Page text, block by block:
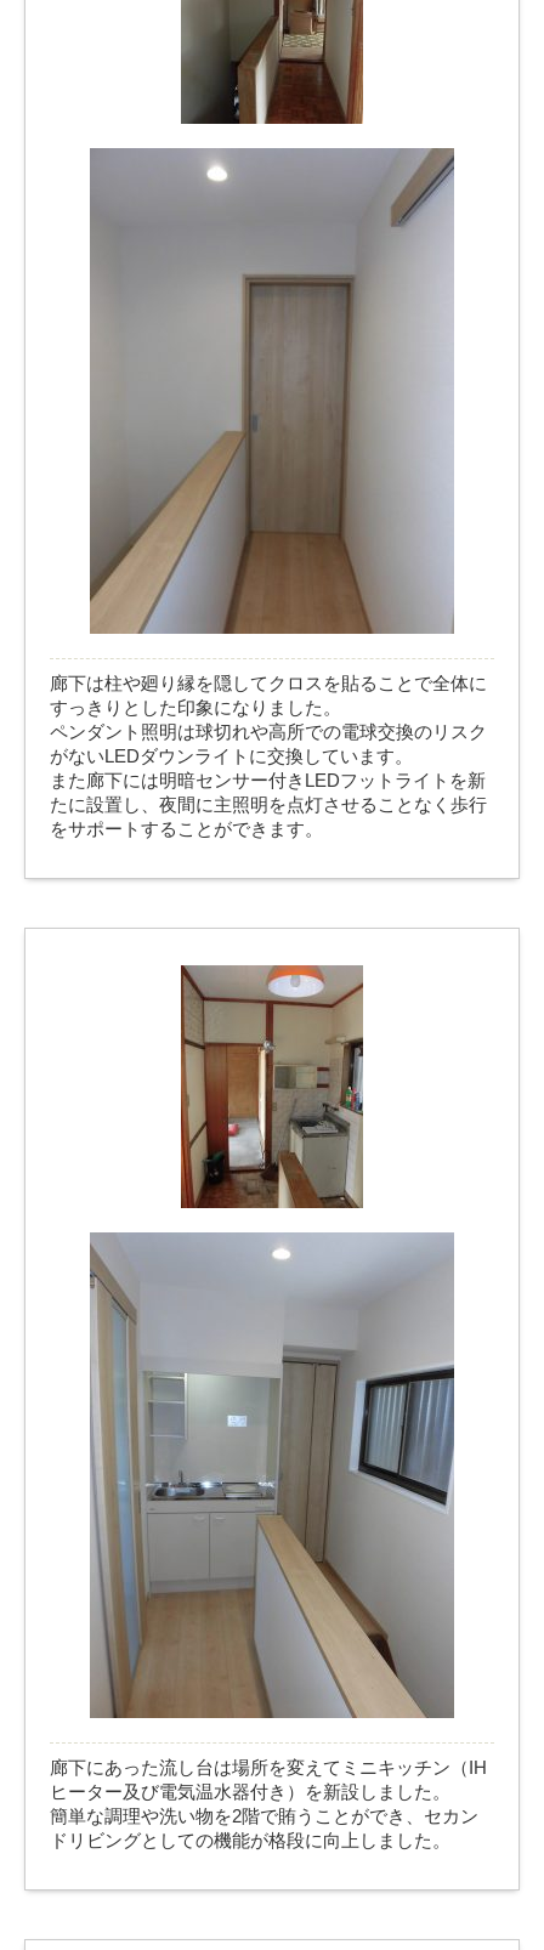
廊下は柱や廻り縁を隠してクロスを貼ることで全体に
すっきりとした印象になりました。
ペンダント照明は球切れや高所での電球交換のリスク
がないLEDダウンライトに交換しています。
また廊下には明暗センサー付きLEDフットライトを新
たに設置し、夜間に主照明を点灯させることなく歩行
をサポートすることができます。
廊下にあった流し台は場所を変えてミニキッチン（IH
ヒーター及び電気温水器付き）を新設しました。
簡単な調理や洗い物を2階で賄うことができ、セカン
ドリビングとしての機能が格段に向上しました。